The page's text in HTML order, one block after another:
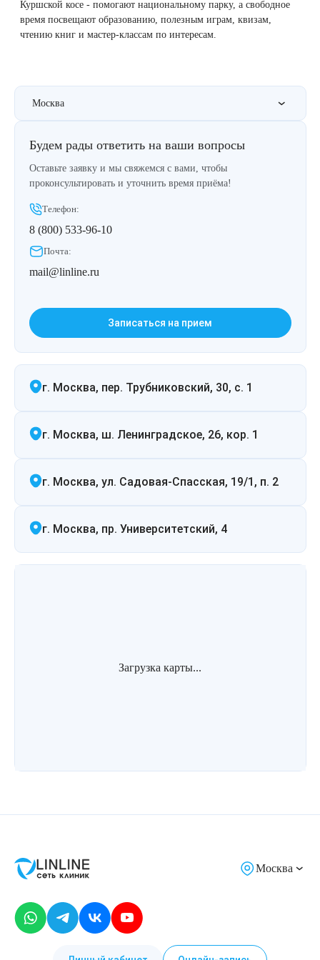
Куршской косе - помогают национальному парку, а свободное
время посвещают образованию, полезным играм, квизам,
чтению книг и мастер-классам по интересам.
Москва
Будем рады ответить на ваши вопросы
Оставьте заявку и мы свяжемся с вами, чтобы
проконсультировать и уточнить время приёма!
Телефон:
8 (800) 533-96-10
Почта:
mail@linline.ru
Записаться на прием
г. Москва, пер. Трубниковский, 30, с. 1
г. Москва, ш. Ленинградское, 26, кор. 1
г. Москва, ул. Садовая-Спасская, 19/1, п. 2
г. Москва, пр. Университетский, 4
Загрузка карты...
Москва
Лечение прыщей (угревой сыпи)
Удаление веснушек
Удаление сосудистых звездочек
Удаление винного пятна
Лечение псориаза
Лазерный пилинг
Удаление рубцов
Лазерное лечение постакне
Омоложение QOOLGLOW
Карбоновый пилинг
Therapy Pulse
Удалить носогубные складки
Удалить рубцы
Поднять брови
Молодую и увлажнённую кожу вокруг глаз
Вылечить расширенные поры
Избавиться от комедонов на лице
Остановить выпадение волос
Сделать педикюр
Купить сертификат